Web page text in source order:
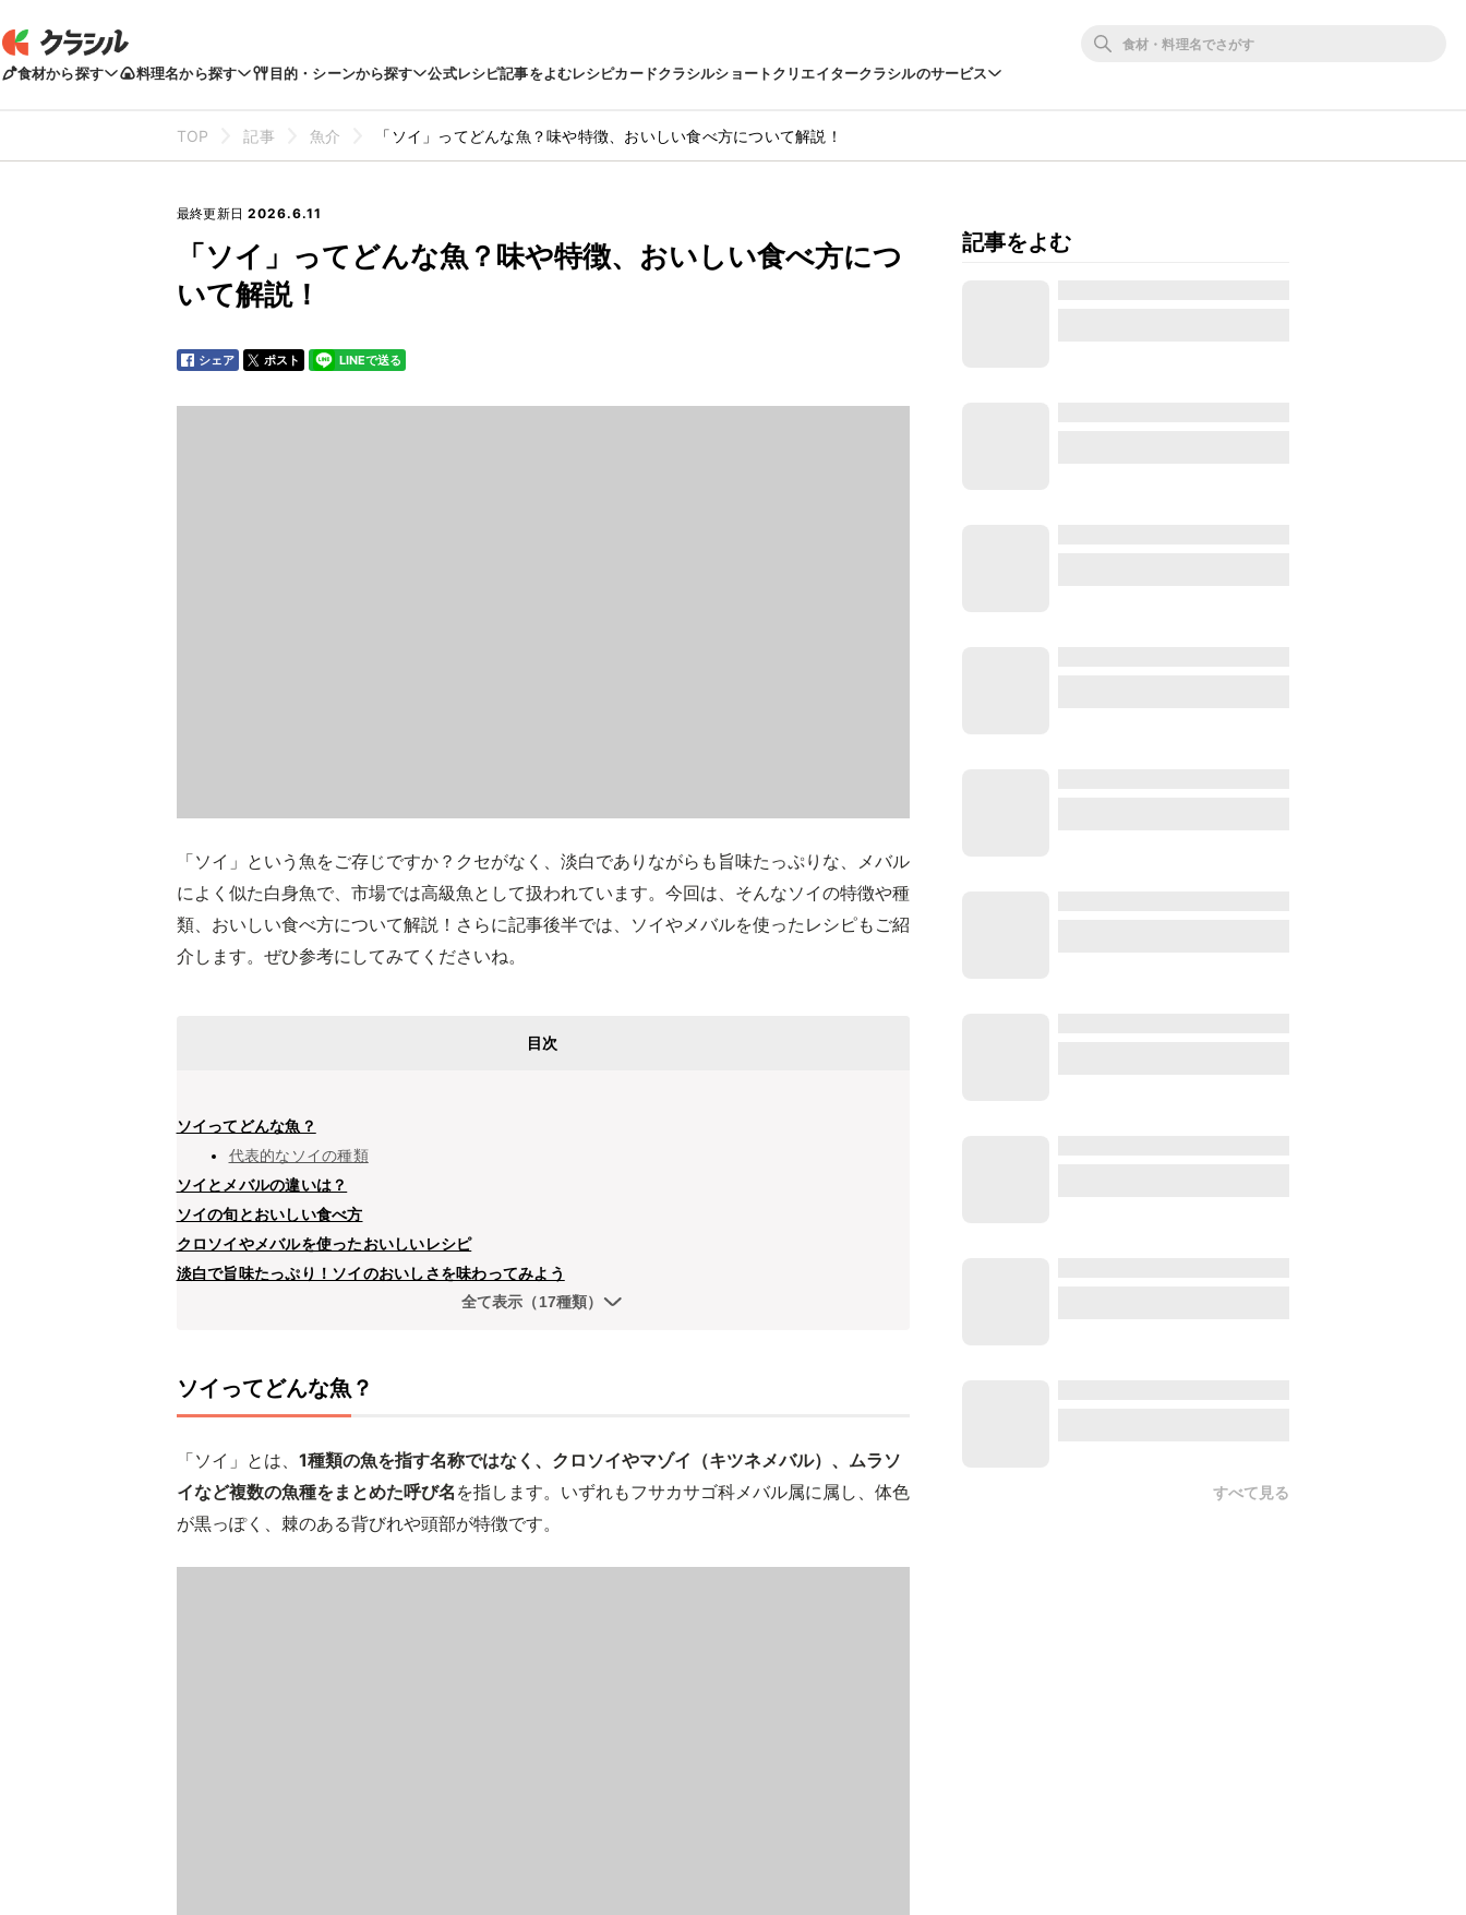
食材から探す 料理名から探す 目的・シーンから探す 公式レシピ記事をよむレシピカードクラシルショートクリエイタークラシルのサービス
TOP 記事 魚介 「ソイ」ってどんな魚？味や特徴、おいしい食べ方について解説！
最終更新日 2026.6.11
「ソイ」ってどんな魚？味や特徴、おいしい食べ方につ
いて解説！
シェア ポスト LINEで送る
「ソイ」という魚をご存じですか？クセがなく、淡白でありながらも旨味たっぷりな、メバル
によく似た白身魚で、市場では高級魚として扱われています。今回は、そんなソイの特徴や種
類、おいしい食べ方について解説！さらに記事後半では、ソイやメバルを使ったレシピもご紹
介します。ぜひ参考にしてみてくださいね。
目次
ソイってどんな魚？
代表的なソイの種類
ソイとメバルの違いは？
ソイの旬とおいしい食べ方
クロソイやメバルを使ったおいしいレシピ
淡白で旨味たっぷり！ソイのおいしさを味わってみよう
全て表示（17種類）
ソイってどんな魚？
「ソイ」とは、 1種類の魚を指す名称ではなく、クロソイやマゾイ（キツネメバル）、ムラソ
イなど複数の魚種をまとめた呼び名 を指します。いずれもフサカサゴ科メバル属に属し、体色
が黒っぽく、棘のある背びれや頭部が特徴です。
記事をよむ
すべて見る